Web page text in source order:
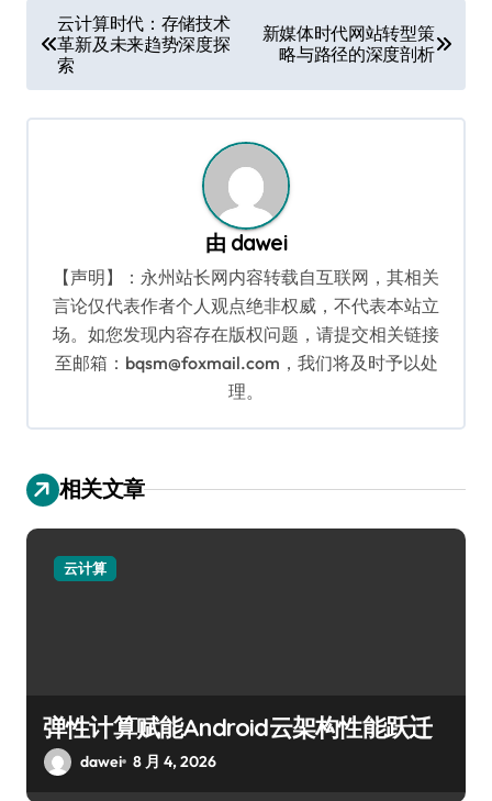
章
导
航
云计算时代：存储技术
革新及未来趋势深度探
索
新媒体时代网站转型策
略与路径的深度剖析
由 dawei
【声明】：永州站长网内容转载自互联网，其相关
言论仅代表作者个人观点绝非权威，不代表本站立
场。如您发现内容存在版权问题，请提交相关链接
至邮箱：bqsm@foxmail.com，我们将及时予以处
理。
相关文章
云计算
弹性计算赋能Android云架构性能跃迁
dawei 8 月 4, 2026